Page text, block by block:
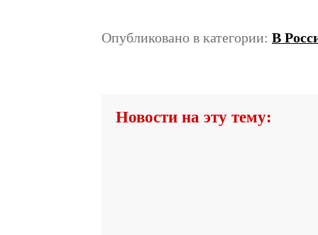
Опубликовано в категории: В
Новости на эту тему: